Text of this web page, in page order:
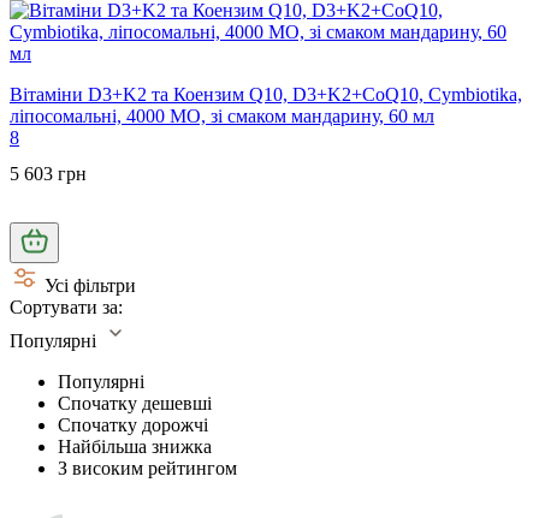
Вітаміни D3+K2 та Коензим Q10, D3+K2+CoQ10, Cymbiotika,
ліпосомальні, 4000 МО, зі смаком мандарину, 60 мл
8
5 603 грн
Усі фільтри
Сортувати за:
Популярні
Популярні
Спочатку дешевші
Спочатку дорожчі
Найбільша знижка
З високим рейтингом